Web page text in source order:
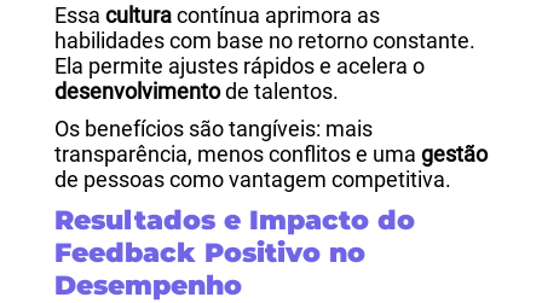
Essa culturacontínua aprimora as
habilidades com base no retorno constante.
Ela permite ajustes rápidos e acelera o
desenvolvimentode talentos.
Os benefícios são tangíveis: mais
transparência, menos conflitos e uma gestão
de pessoas como vantagem competitiva.
Resultados e Impacto do
Feedback Positivo no
Desempenho